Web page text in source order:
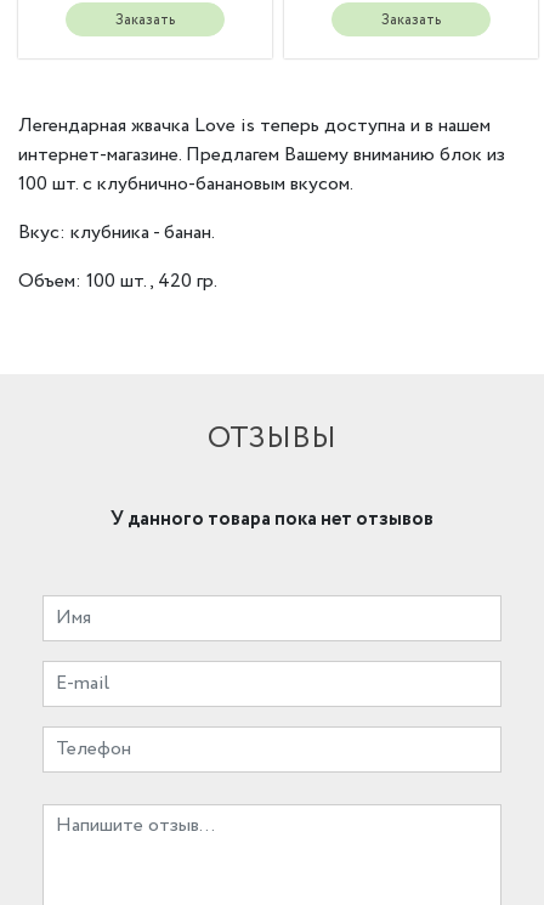
Заказать Заказать
Легендарная жвачка Love is теперь доступна и в нашем
интернет-магазине. Предлагем Вашему вниманию блок из
100 шт. с клубнично-банановым вкусом.
Вкус: клубника - банан.
Объем: 100 шт., 420 гр.
ОТЗЫВЫ
У данного товара пока нет отзывов